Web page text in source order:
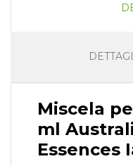
Miscela
ml
Essences